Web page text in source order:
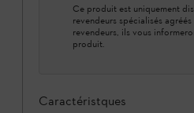
Ce produit est uniquement
revendeurs spécialisés
revendeurs, ils vous
produit.
Caractéristques